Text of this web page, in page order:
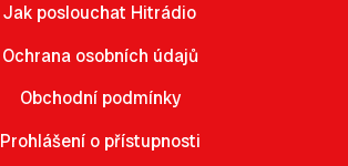
Jak poslouchat Hitrádio
Ochrana osobních údajů
Obchodní podmínky
Prohlášení o přístupnosti